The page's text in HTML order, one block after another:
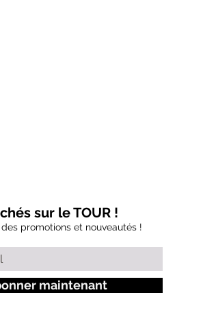
sur le TOUR !
promotions et nouveautés !
maintenant